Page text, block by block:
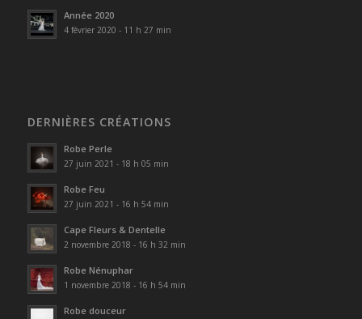
Année 2020
4 février 2020 - 11 h 27 min
DERNIÈRES CRÉATIONS
Robe Perle
27 juin 2021 - 18 h 05 min
Robe Feu
27 juin 2021 - 16 h 54 min
Cape Fleurs & Dentelle
2 novembre 2018 - 16 h 32 min
Robe Nénuphar
1 novembre 2018 - 16 h 54 min
Robe douceur